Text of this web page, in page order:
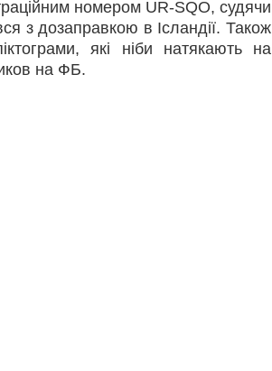
номером UR-SQO, судячи
з дозаправкою в Ісландії. Також
які ніби натякають на
на ФБ.